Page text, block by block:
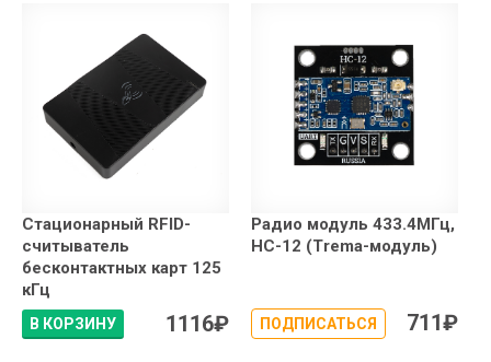
Стационарный RFID-
считыватель
бесконтактных карт 125
кГц
В КОРЗИНУ 1116₽
Радио модуль 433.4МГц,
HC-12 (Trema-модуль)
ПОДПИСАТЬСЯ 711₽